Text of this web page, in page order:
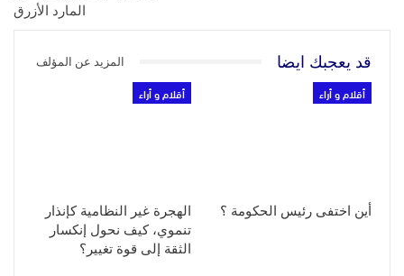
المارد الأزرق
قد يعجبك ايضا المزيد عن المؤلف
أقلام و أراء
أين اختفى رئيس الحكومة ؟
أقلام و أراء
الهجرة غير النظامية كإنذار
تنموي، كيف نحول إنكسار
الثقة إلى قوة تغيير؟